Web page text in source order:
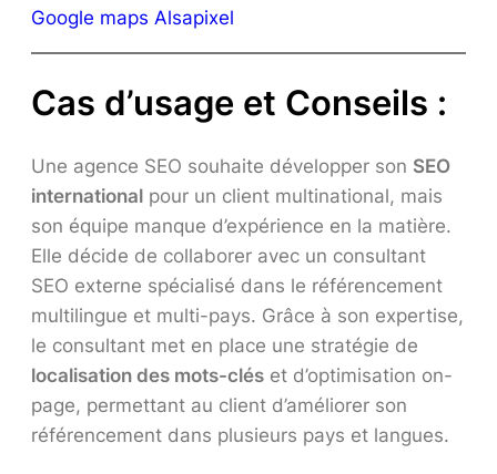
Google maps Alsapixel
Cas d’usage et Conseils :
Une agence SEO souhaite développer son SEO
international pour un client multinational, mais
son équipe manque d’expérience en la matière.
Elle décide de collaborer avec un consultant
SEO externe spécialisé dans le référencement
multilingue et multi-pays. Grâce à son expertise,
le consultant met en place une stratégie de
localisation des mots-clés et d’optimisation on-
page, permettant au client d’améliorer son
référencement dans plusieurs pays et langues.